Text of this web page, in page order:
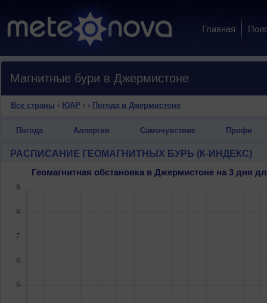
Главная
Магнитные бури в Джермистоне
Все страны › ЮАР › › Погода в Джермистоне
Погода Аллергия Самочувствие Профи
РАСПИСАНИЕ ГЕОМАГНИТНЫХ БУРЬ (К-ИНДЕКС)
Геомагнитная обстановка в Джермистоне на 3 дня